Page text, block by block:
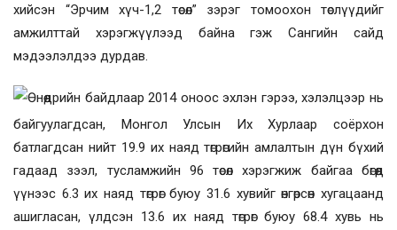
хийсэн “Эрчим хүч-1,2 төсөл” зэрэг томоохон төслүүдийг
амжилттай хэрэгжүүлээд байна гэж Сангийн сайд
мэдээлэлдээ дурдав.
Өнөөдрийн байдлаар 2014 оноос эхлэн гэрээ, хэлэлцээр нь
байгуулагдсан, Монгол Улсын Их Хурлаар соёрхон
батлагдсан нийт 19.9 их наяд төгрөгийн амлалтын дүн бүхий
гадаад зээл, тусламжийн 96 төсөл хэрэгжиж байгаа бөгөөд
үүнээс 6.3 их наяд төгрөг буюу 31.6 хувийг өнгөрсөн хугацаанд
ашигласан, үлдсэн 13.6 их наяд төгрөг буюу 68.4 хувь нь